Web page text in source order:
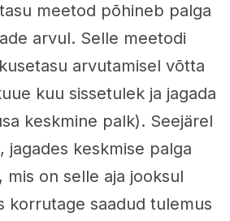
meetod põhineb palga
arvul. Selle meetodi
arvutamisel võtta
kuu sissetulek ja jagada
keskmine palk). Seejärel
jagades keskmise palga
mis on selle aja jooksul
korrutage saadud tulemus